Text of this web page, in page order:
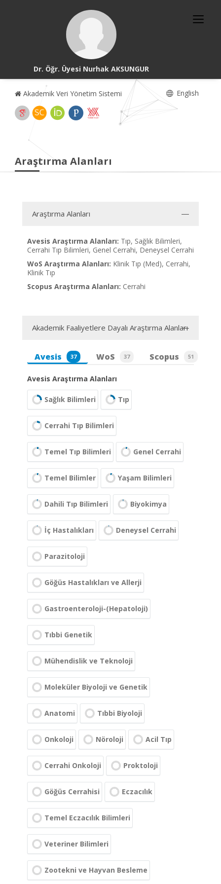
Dr. Öğr. Üyesi Nurhak AKSUNGUR
Akademik Veri Yönetim Sistemi English
Araştırma Alanları
Araştırma Alanları
Avesis Araştırma Alanları: Tıp, Sağlık Bilimleri,
Cerrahi Tıp Bilimleri, Genel Cerrahi, Deneysel Cerrahi
WoS Araştırma Alanları: Klinik Tıp (Med), Cerrahi,
Klinik Tıp
Scopus Araştırma Alanları: Cerrahi
Akademik Faaliyetlere Dayalı Araştırma Alanları
Avesis 37 WoS 37 Scopus 51
Avesis Araştırma Alanları
Sağlık Bilimleri Tıp
Cerrahi Tıp Bilimleri
Temel Tıp Bilimleri Genel Cerrahi
Temel Bilimler Yaşam Bilimleri
Dahili Tıp Bilimleri Biyokimya
İç Hastalıkları Deneysel Cerrahi
Parazitoloji
Göğüs Hastalıkları ve Allerji
Gastroenteroloji-(Hepatoloji)
Tıbbi Genetik
Mühendislik ve Teknoloji
Moleküler Biyoloji ve Genetik
Anatomi Tıbbi Biyoloji
Onkoloji Nöroloji Acil Tıp
Cerrahi Onkoloji Proktoloji
Göğüs Cerrahisi Eczacılık
Temel Eczacılık Bilimleri
Veteriner Bilimleri
Zootekni ve Hayvan Besleme